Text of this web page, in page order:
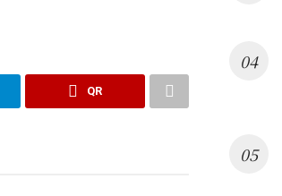
QR